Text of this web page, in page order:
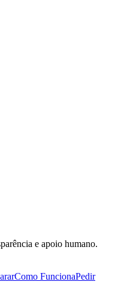
e apoio humano.
Como FuncionaPedir